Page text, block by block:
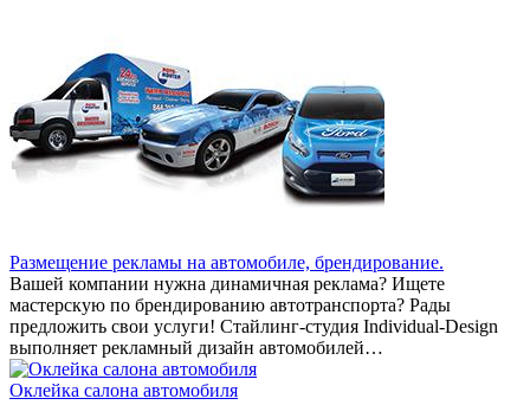
Размещение рекламы на автомобиле, брендирование.
Вашей компании нужна динамичная реклама? Ищете
мастерскую по брендированию автотранспорта? Рады
предложить свои услуги! Стайлинг-студия Individual-Design
выполняет рекламный дизайн автомобилей…
Оклейка салона автомобиля